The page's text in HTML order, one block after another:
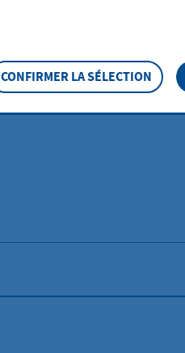
CONFIRMER LA SÉLECTION